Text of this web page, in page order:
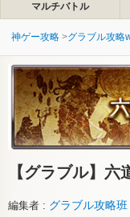
マルチバトル
神ゲー攻略 グラブル攻略
【グラブル】 六
編集者 グラブル攻略班